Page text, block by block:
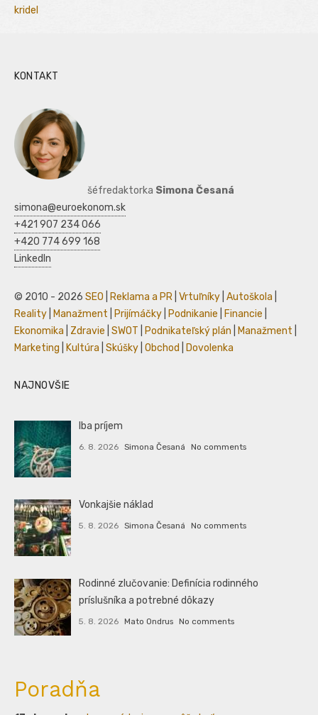
kridel
KONTAKT
šéfredaktorka Simona Česaná
simona@euroekonom.sk
+421 907 234 066
+420 774 699 168
LinkedIn
© 2010 - 2026 SEO Reklama a PR Vrtuľníky Autoškola
Reality
Manažment Prijímáčky Podnikanie Financie
Ekonomika
Zdravie SWOT Podnikateľský plán Manažment
Marketing
Kultúra Skúšky Obchod Dovolenka
NAJNOVŠIE
Iba príjem
6. 8. 2026 Simona Česaná No comments
Vonkajšie náklad
5. 8. 2026 Simona Česaná No comments
Rodinné zlučovanie: Definícia rodinného
príslušníka a potrebné dôkazy
5. 8. 2026 Mato Ondrus No comments
Poradňa